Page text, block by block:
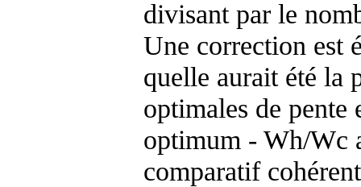
divisant par le
Une correction est
quelle aurait été la
optimales de
optimum - Wh/Wc
comparatif